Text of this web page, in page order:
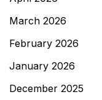
March 2026
February 2026
January 2026
December 2025